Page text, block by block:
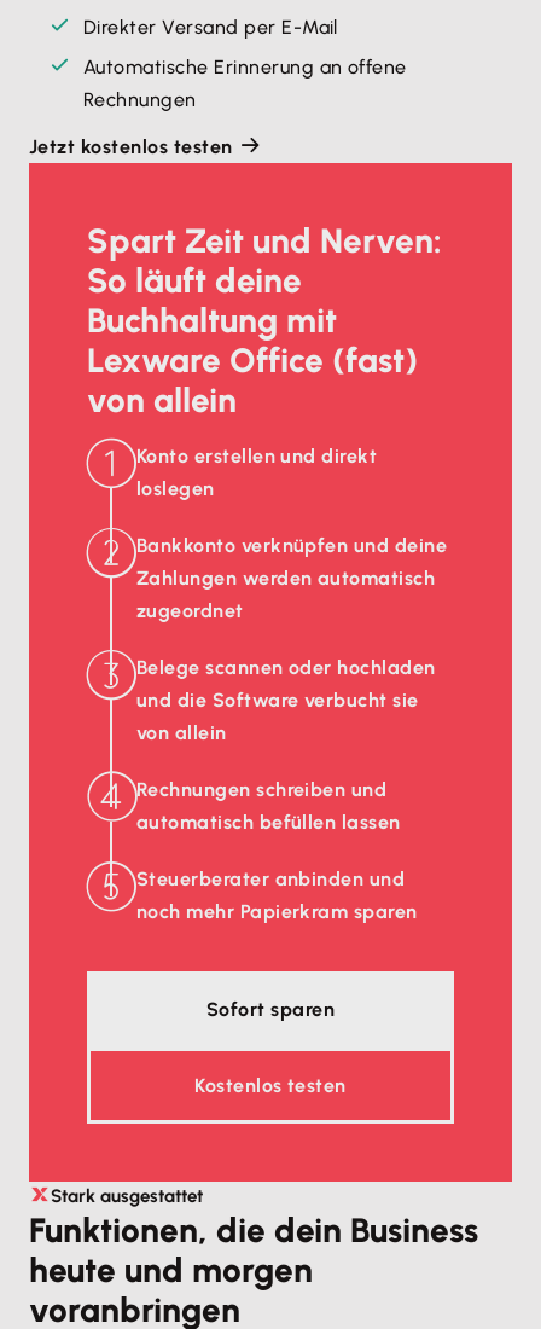
Direkter Versand per E-Mail
Automatische Erinnerung an offene
Rechnungen
Jetzt kostenlos testen
Spart Zeit und Nerven:
So läuft deine
Buchhaltung mit
Lexware Office (fast)
von allein
Konto erstellen und direkt
loslegen
Bankkonto verknüpfen und deine
Zahlungen werden automatisch
zugeordnet
Belege scannen oder hochladen
und die Software verbucht sie
von allein
Rechnungen schreiben und
automatisch befüllen lassen
Steuerberater anbinden und
noch mehr Papierkram sparen
Sofort sparen
Kostenlos testen
Stark ausgestattet
Funktionen, die dein Business
heute und morgen
voranbringen